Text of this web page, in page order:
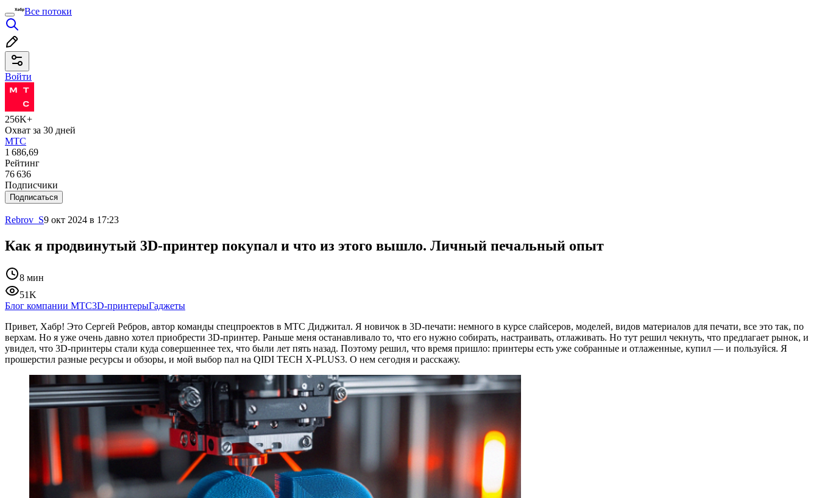
Все потоки
Войти
256K+
Охват за 30 дней
МТС
1 686,69
Рейтинг
76 636
Подписчики
Подписаться
Rebrov_S9 окт 2024 в 17:23
Как я продвинутый 3D-принтер покупал и что из этого вышло. Личный печальный опыт
8 мин
51K
Блог компании МТС3D-принтерыГаджеты
Привет, Хабр! Это Сергей Ребров, автор команды спецпроектов в МТС Диджитал. Я новичок в 3D-печати: немного в курсе слайсеров, моделей, видов материалов для печати, все это так, по
верхам. Но я уже очень давно хотел приобрести 3D-принтер. Раньше меня останавливало то, что его нужно собирать, настраивать, отлаживать. Но тут решил чекнуть, что предлагает рынок, и
увидел, что 3D-принтеры стали куда совершеннее тех, что были лет пять назад. Поэтому решил, что время пришло: принтеры есть уже собранные и отлаженные, купил — и пользуйся. Я
прошерстил разные ресурсы и обзоры, и мой выбор пал на QIDI TECH X-PLUS3. О нем сегодня и расскажу.